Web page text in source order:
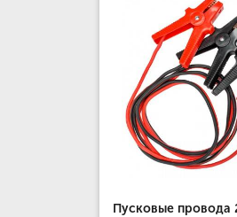
Пусковые провода